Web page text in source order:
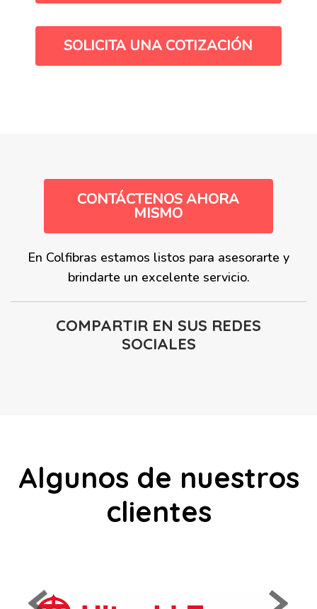
SOLICITA UNA COTIZACIÓN
CONTÁCTENOS AHORA
MISMO
En Colfibras estamos listos para asesorarte y
brindarte un excelente servicio.
COMPARTIR EN SUS REDES
SOCIALES
Algunos de nuestros
clientes